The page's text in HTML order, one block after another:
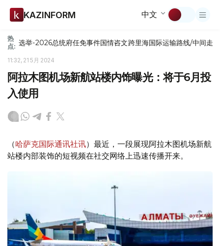
KAZINFORM 中文
热
点: 选举-2026总统府任免事件国情咨文跨里海国际运输路线/中间走廊
11:32, 21 5月 2024
阿拉木图机场新航站楼内饰曝光：将于6月投
入使用
（哈萨克国际通讯社讯）最近，一段展现阿拉木图机场新航
站楼内部装饰的短视频在社交网络上迅速传播开来。